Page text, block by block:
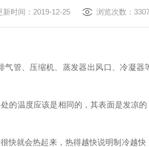
新时间：2019-12-25 浏览次数：
管、压缩机、蒸发器出风口、冷凝
的温度应该是相同的，其表面是发凉
快就会热起来，热得越快说明制冷越